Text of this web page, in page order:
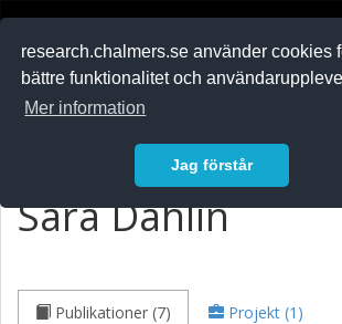
research.chalmers.se använder cookies
bättre funktionalitet och
Mer information
Jag förstår
Sara Dahlin
Publikationer (7) Projekt (1)